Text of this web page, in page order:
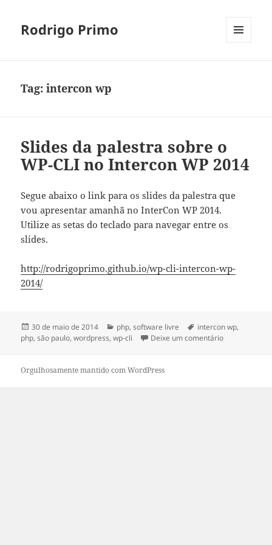
Rodrigo Primo
Tag:intercon wp
Slides da palestra sobre o
WP-CLI no Intercon WP 2014
Segue abaixo o link para os slides da palestra que
vou apresentar amanhã no InterCon WP 2014.
Utilize as setas do teclado para navegar entre os
slides.
http://rodrigoprimo.github.io/wp-cli-intercon-wp-
2014/
Publicado
em
30 de maio de 2014 Categorias
php,software livre Tags
intercon wp,
php,são paulo,wordpress,wp-cli Deixe um comentárioem Slides da
Orgulhosamente mantido com WordPress